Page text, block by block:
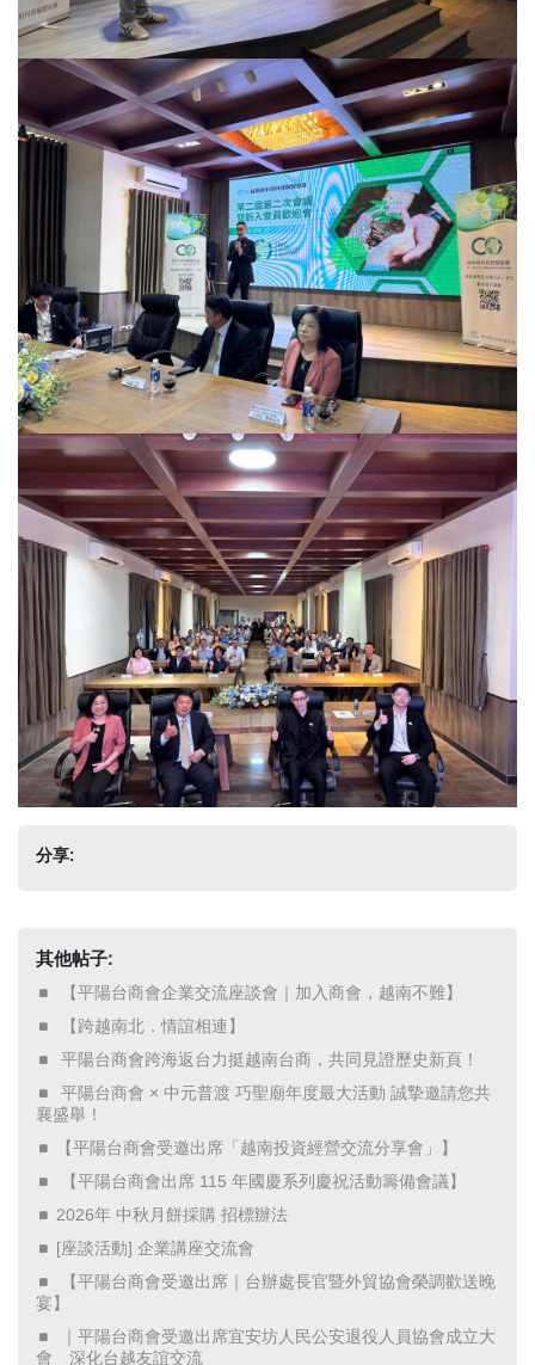
分享:
其他帖子:
​ 【平陽台商會企業交流座談會｜加入商會，越南不難】 ​
​ 【跨越南北．情誼相連】 ​
​ 平陽台商會跨海返台力挺越南台商，共同見證歷史新頁！ ​
​ 平陽台商會 × 中元普渡 巧聖廟年度最大活動 誠摯邀請您共
襄盛舉！ ​
【平陽台商會受邀出席「越南投資經營交流分享會」】
​ 【平陽台商會出席 115 年國慶系列慶祝活動籌備會議】 ​
2026年 中秋月餅採購 招標辦法
[座談活動] 企業講座交流會
​ 【平陽台商會受邀出席｜台辦處長官暨外貿協會榮調歡送晚
宴】 ​
​ ｜平陽台商會受邀出席宜安坊人民公安退役人員協會成立大
會 深化台越友誼交流 ​